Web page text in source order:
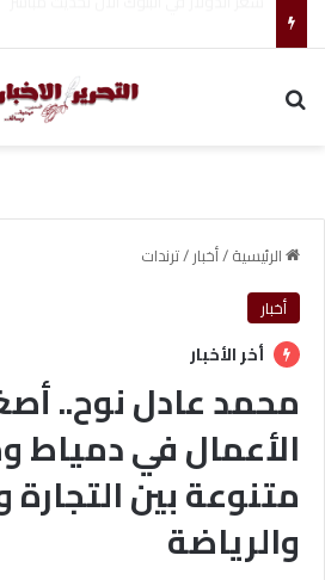
الرئيسية/أخبار/ترندات
أخبار
أخر الأخبار
محمد عادل نوح..
الأعمال في دمياط
متنوعة بين التجارة
والرياضة